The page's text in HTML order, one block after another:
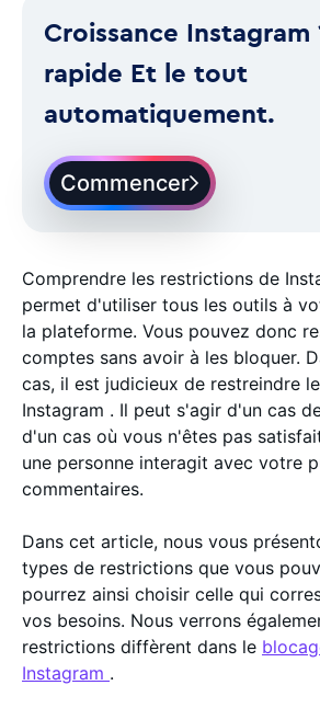
Croissance Instagram
rapide Et le tout
automatiquement.
Commencer
Comprendre les restrictions de
permet d'utiliser tous les outils à
la plateforme. Vous pouvez donc
comptes sans avoir à les bloquer.
cas, il est judicieux de restreindre
Instagram . Il peut s'agir d'un cas
d'un cas où vous n'êtes pas
une personne interagit avec votre
commentaires.
Dans cet article, nous vous
types de restrictions que vous
pourrez ainsi choisir celle qui
vos besoins. Nous verrons
restrictions diffèrent dans le
Instagram .